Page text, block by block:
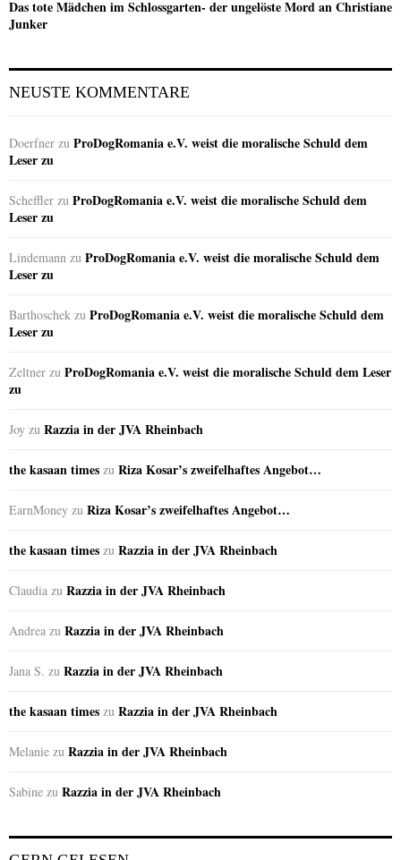
Das tote Mädchen im Schlossgarten- der ungelöste Mord an Christiane
Junker
NEUSTE KOMMENTARE
Doerfner zu ProDogRomania e.V. weist die moralische Schuld dem
Leser zu
Scheffler zu ProDogRomania e.V. weist die moralische Schuld dem
Leser zu
Lindemann zu ProDogRomania e.V. weist die moralische Schuld dem
Leser zu
Barthoschek zu ProDogRomania e.V. weist die moralische Schuld dem
Leser zu
Zeltner zu ProDogRomania e.V. weist die moralische Schuld dem Leser
zu
Joy zu Razzia in der JVA Rheinbach
the kasaan times zu Riza Kosar’s zweifelhaftes Angebot…
EarnMoney zu Riza Kosar’s zweifelhaftes Angebot…
the kasaan times zu Razzia in der JVA Rheinbach
Claudia zu Razzia in der JVA Rheinbach
Andrea zu Razzia in der JVA Rheinbach
Jana S. zu Razzia in der JVA Rheinbach
the kasaan times zu Razzia in der JVA Rheinbach
Melanie zu Razzia in der JVA Rheinbach
Sabine zu Razzia in der JVA Rheinbach